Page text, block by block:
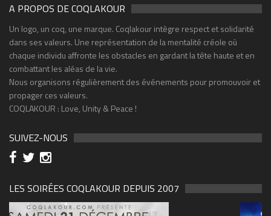
A PROPOS DE COQLAKOUR
Un logo, un coq, une marque. Coqlakour intègre respect et solidarité
dans ses valeurs. Une représentation de la mentalité créole où
chaque individu affronte les obstacles en gardant la tête haute et en
combattant les aléas de la vie.
Nous organisons régulièrement des événements pour promouvoir et
propager ces valeurs.
COQLAKOUR : Love, Unity & Peace !
SUIVEZ-NOUS
LES SOIRÉES COQLAKOUR DEPUIS 2007